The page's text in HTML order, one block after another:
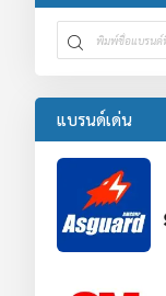
อุปกรณ์โรงงาน
แบรนด์เด่น